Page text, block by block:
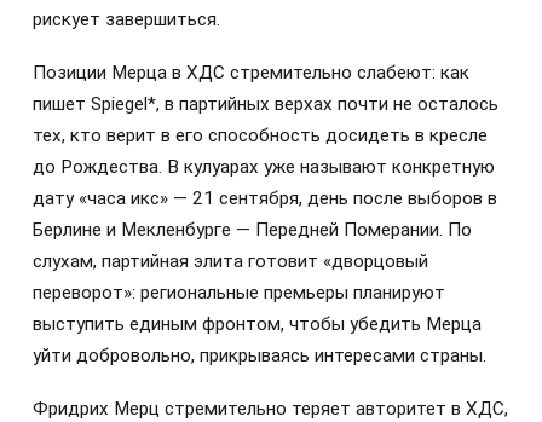
рискует завершиться.
Позиции Мерца в ХДС стремительно слабеют: как
пишет Spiegel*, в партийных верхах почти не осталось
тех, кто верит в его способность досидеть в кресле
до Рождества. В кулуарах уже называют конкретную
дату «часа икс» — 21 сентября, день после выборов в
Берлине и Мекленбурге — Передней Померании. По
слухам, партийная элита готовит «дворцовый
переворот»: региональные премьеры планируют
выступить единым фронтом, чтобы убедить Мерца
уйти добровольно, прикрываясь интересами страны.
Фридрих Мерц стремительно теряет авторитет в ХДС,